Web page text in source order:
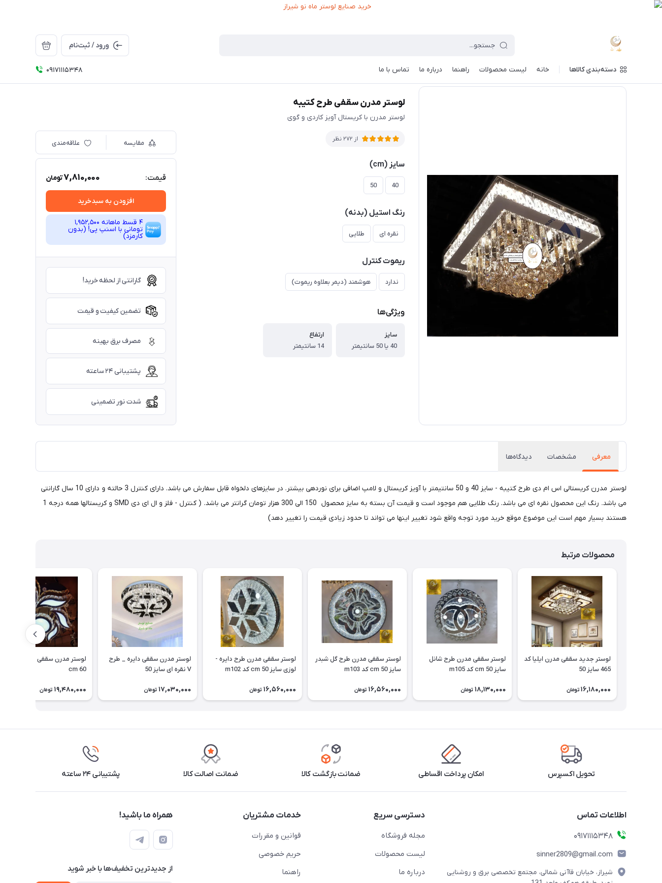
ورود / ثبت‌نام
دسته‌بندی کالاها خانه لیست محصولات راهنما درباره ما تماس با ما 09171115348 ماه نو / فهرست محصولات / لوستر مدرن سقفی طرح کتیبه
لوستر مدرن سقفی طرح کتیبه
لوستر مدرن با کریستال آویز کاردی و گوی
از 272 نظر
سایز (cm)
40
50
رنگ استیل (بدنه)
نقره ای طلایی
ریموت کنترل
ندارد هوشمند (دیمر بعلاوه ریموت)
ویژگی‌ها
سایز
40 یا 50 سانتیمتر
ارتفاع
14 سانتیمتر
مقایسه علاقه‌مندی
قیمت: 7,810,000تومان
افزودن به سبدخرید
4 قسط ماهانه 1,952,500
تومانی با اسنپ ‌پی! (بدون
کارمزد)
گارانتی از لحظه خرید!
تضمین کیفیت و قیمت
مصرف برق بهینه
پشتیبانی ۲۴ ساعته
شدت نور تضمینی
معرفی مشخصات دیدگاه‌ها
لوستر مدرن کریستالی اس ام دی طرح کتیبه - سایز 40 و 50 سانتیمتر با آویز کریستال و لامپ اضافی برای نوردهی بیشتر. در سایزهای دلخواه قابل سفارش می باشد. دارای کنترل 3 حالته و دارای 10 سال گارانتی
می باشد. رنگ این محصول نقره ای می باشد. رنگ طلایی هم موجود است و قیمت آن بسته به سایز محصول 150 الی 300 هزار تومان گرانتر می باشد. ( کنترل - فلز و ال ای دی SMD و کریستالها همه درجه 1
هستند بسیار مهم است این موضوع موقع خرید مورد توجه واقع شود تغییر اینها می تواند تا حدود زیادی قیمت را تغییر دهد)
محصولات مرتبط
لوستر جدید سقفی مدرن ایلیا کد
465 سایز 50
16,180,000 تومان
لوستر سقفی مدرن طرح شانل
سایز 50 cm کد m105
18,130,000 تومان
لوستر سقفی مدرن طرح گل شبدر
سایز 50 cm کد m103
16,560,000 تومان
لوستر سقفی مدرن طرح دایره -
لوزی سایز 50 cm کد m102
16,560,000 تومان
لوستر مدرن سقفی دایره _ طرح
V نقره ای سایز 50
17,030,000 تومان
60 cm
19,480,000 تومان
تحویل اکسپرس امکان پرداخت اقساطی ضمانت بازگشت کالا ضمانت اصالت کالا پشتیبانی ۲۴ ساعته
اطلاعات تماس
09171115348
sinner2809@gmail.com
شیراز، خیابان قاآنی شمالی، مجتمع تخصصی برق و روشنایی
دسترسی سریع
مجله فروشگاه
لیست محصولات
درباره ما
خدمات مشتریان
قوانین و مقررات
حریم خصوصی
راهنما
همراه ما باشید!
از جدید‌ترین تخفیف‌ها با‌ خبر شوید